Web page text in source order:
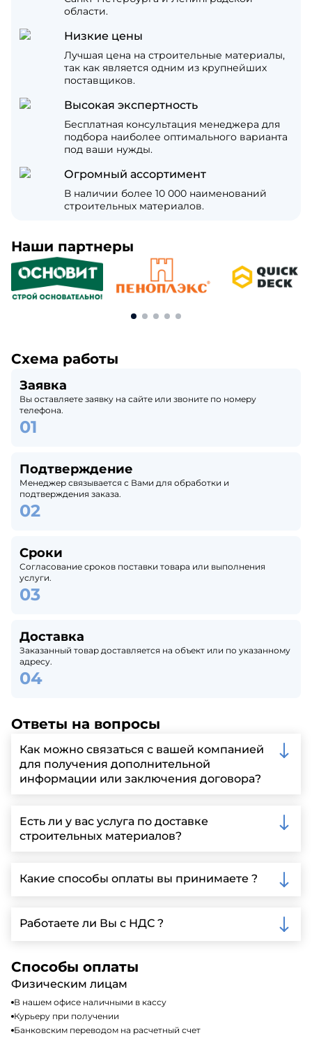
области.
Низкие цены
Лучшая цена на строительные материалы,
так как является одним из крупнейших
поставщиков.
Высокая экспертность
Бесплатная консультация менеджера для
подбора наиболее оптимального варианта
под ваши нужды.
Огромный ассортимент
В наличии более 10 000 наименований
строительных материалов.
Наши партнеры
Схема работы
Заявка
Вы оставляете заявку на сайте или звоните по номеру
телефона.
Подтверждение
Менеджер связывается с Вами для обработки и
подтверждения заказа.
Сроки
Согласование сроков поставки товара или выполнения
услуги.
Доставка
Заказанный товар доставляется на объект или по указанному
адресу.
Ответы на вопросы
Как можно связаться с вашей компанией
для получения дополнительной
информации или заключения договора?
запрос через нашу официальную почту или
заполнить форму на нашем сайте для более
детальной информации и организации встречи.
Есть ли у вас услуга по доставке
строительных материалов?
Ленинградской области, у нас собственный
автопарк, для обеспечения быстрой и надежной
Какие способы оплаты вы принимаете ?
включая наличные, банковские переводы,
кредитные карты. Подробную информацию о
Работаете ли Вы с НДС ?
налогообложения, т.е с НДС 20%
Способы оплаты
Физическим лицам
В нашем офисе наличными в кассу
Курьеру при получении
Банковским переводом на расчетный счет